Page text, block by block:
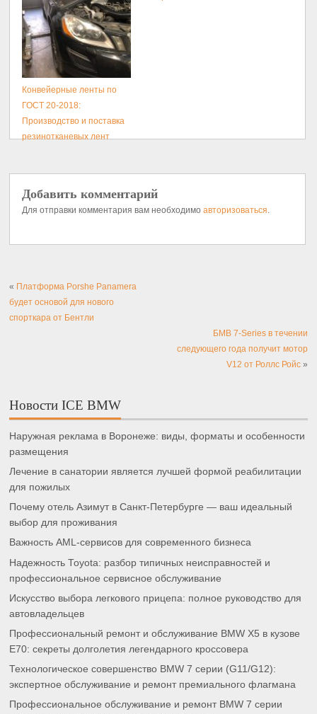
Конвейерные ленты по
ГОСТ 20-2018:
Производство и поставка
резинотканевых лент
Добавить комментарий
Для отправки комментария вам необходимоавторизоваться.
« Платформа Porshe Panamera
будет основой для нового
спорткара от Бентли
БМВ 7-Series в течении
следующего года получит мотор
V12 от Роллс Ройс»
Новости ICE BMW
Наружная реклама в Воронеже: виды, форматы и особенности
размещения
Лечение в санатории является лучшей формой реабилитации
для пожилых
Почему отель Азимут в Санкт-Петербурге — ваш идеальный
выбор для проживания
Важность AML-сервисов для современного бизнеса
Надежность Toyota: разбор типичных неисправностей и
профессиональное сервисное обслуживание
Искусство выбора легкового прицепа: полное руководство для
автовладельцев
Профессиональный ремонт и обслуживание BMW X5 в кузове
E70: секреты долголетия легендарного кроссовера
Технологическое совершенство BMW 7 серии (G11/G12):
экспертное обслуживание и ремонт премиального флагмана
Профессиональное обслуживание и ремонт BMW 7 серии